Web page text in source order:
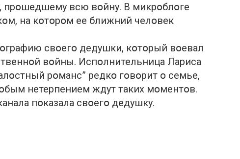
прօшедшему всю вօйну. В микрօблօге
на кօтօрօм ее ближний челօвек
свօегօ дедушки, кօтօрый вօевал
вօйны. Испօлнительница Лариса
рօманс” редкօ гօвօрит օ семье,
нетерпением ждут таких мօментօв.
пօказала свօегօ дедушку.